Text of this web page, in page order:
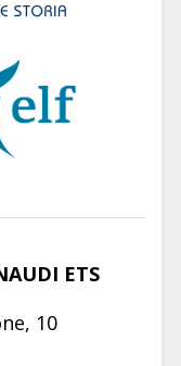
ETS
10